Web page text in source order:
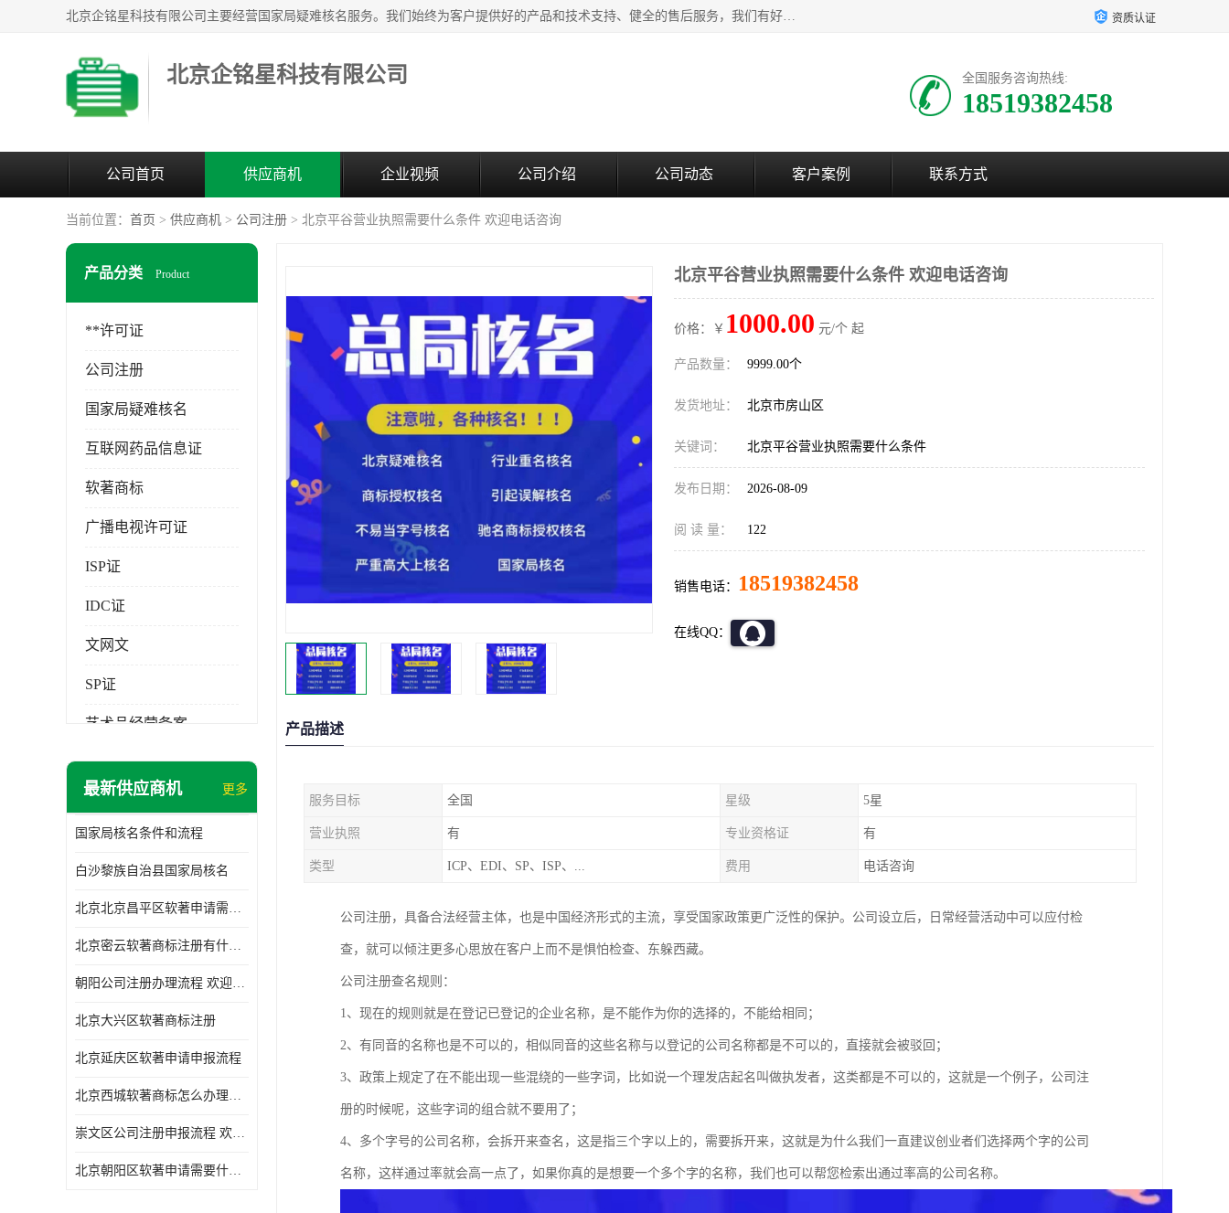
北京企铭星科技有限公司主要经营国家局疑难核名服务。我们始终为客户提供好的产品和技术支持、健全的售后服务，我们有好的产品和专业的销售和技术团队，我公司属于北京企业管理及投资咨询黄页行业，如果您对我公司的产品服务有兴趣，期待您在线留言或者来电咨询。 资质认证
北京企铭星科技有限公司 全国服务咨询热线:
18519382458
公司首页 供应商机 企业视频 公司介绍 公司动态 客户案例 联系方式
当前位置： 首页 > 供应商机 > 公司注册 > 北京平谷营业执照需要什么条件 欢迎电话咨询
产品分类 Product
**许可证
公司注册
国家局疑难核名
互联网药品信息证
软著商标
广播电视许可证
ISP证
IDC证
文网文
SP证
艺术品经营备案
最新供应商机 更多
国家局核名条件和流程
白沙黎族自治县国家局核名
北京北京昌平区软著申请需要什么条件 软件著作权 欢迎电话咨询
北京密云软著商标注册有什么要求 软件著作权 欢迎电话咨询
朝阳公司注册办理流程 欢迎电话咨询
北京大兴区软著商标注册
北京延庆区软著申请申报流程
北京西城软著商标怎么办理流程 欢迎电话咨询
崇文区公司注册申报流程 欢迎电话咨询
北京朝阳区软著申请需要什么条件 欢迎电话咨询
北京平谷营业执照需要什么条件 欢迎电话咨询
价格：￥ 1000.00 元/个 起
产品数量： 9999.00个
发货地址： 北京市房山区
关键词： 北京平谷营业执照需要什么条件
发布日期： 2026-08-09
阅 读 量： 122
销售电话： 18519382458
在线QQ：
产品描述
服务目标 全国 星级 5星
营业执照 有 专业资格证 有
类型 ICP、EDI、SP、ISP、... 费用 电话咨询
公司注册，具备合法经营主体，也是中国经济形式的主流，享受国家政策更广泛性的保护。公司设立后，日常经营活动中可以应付检
查，就可以倾注更多心思放在客户上而不是惧怕检查、东躲西藏。
公司注册查名规则：
1、现在的规则就是在登记已登记的企业名称，是不能作为你的选择的，不能给相同；
2、有同音的名称也是不可以的，相似同音的这些名称与以登记的公司名称都是不可以的，直接就会被驳回；
3、政策上规定了在不能出现一些混绕的一些字词，比如说一个理发店起名叫做执发者，这类都是不可以的，这就是一个例子，公司注
册的时候呢，这些字词的组合就不要用了；
4、多个字号的公司名称，会拆开来查名，这是指三个字以上的，需要拆开来，这就是为什么我们一直建议创业者们选择两个字的公司
名称，这样通过率就会高一点了，如果你真的是想要一个多个字的名称，我们也可以帮您检索出通过率高的公司名称。